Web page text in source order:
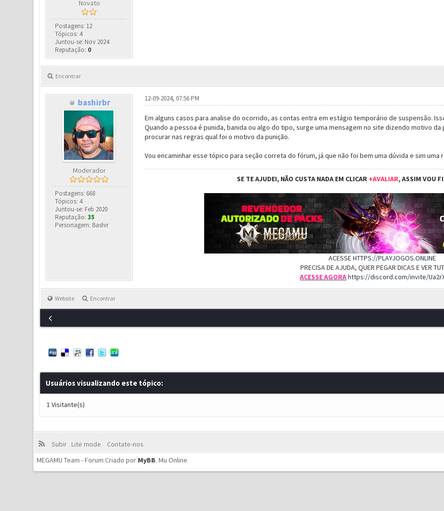
Novato
Postagens: 12
Tópicos: 4
Juntou-se: Nov 2024
Reputação: 0
Encontrar
bashirbr
Moderador
Postagens: 668
Tópicos: 4
Juntou-se: Feb 2020
Reputação:35
Personagem: Bashir
12-09-2024, 07:56 PM
Em alguns casos para analise do ocorrido, as contas entra em estágio temporário de suspensão.
Quando a pessoa é punida, banida ou algo do tipo, surge uma mensagem no site dizendo motivo da
procurar nas regras qual foi o motivo da punição.
Vou encaminhar esse tópico para seção correta do fórum, já que não foi bem uma dúvida e sim uma
SE TE AJUDEI, NÃO CUSTA NADA EM CLICAR +AVALIAR, ASSIM VOU
ACESSEHTTPS://PLAYJOGOS.ONLINE
PRECISA DE AJUDA, QUER PEGAR DICAS E VER
ACESSE AGORAhttps://discord.com/invite/
Website Encontrar
Usuários visualizando este tópico:
1 Visitante(s)
Subir Lite mode
Contate-nos
MEGAMU Team - Forum Criado por MyBB.Mu Online